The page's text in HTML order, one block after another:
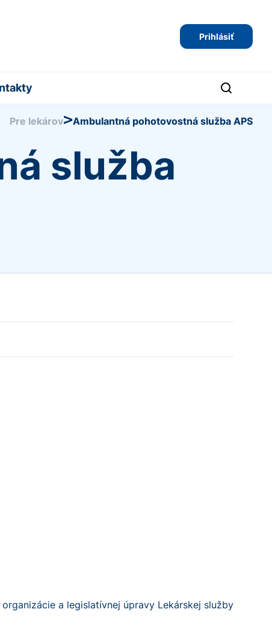
Prihlásiť
Pre lekárov>Ambulantná pohotovostná služba APS
služba
a legislatívnej úpravy Lekárskej služby